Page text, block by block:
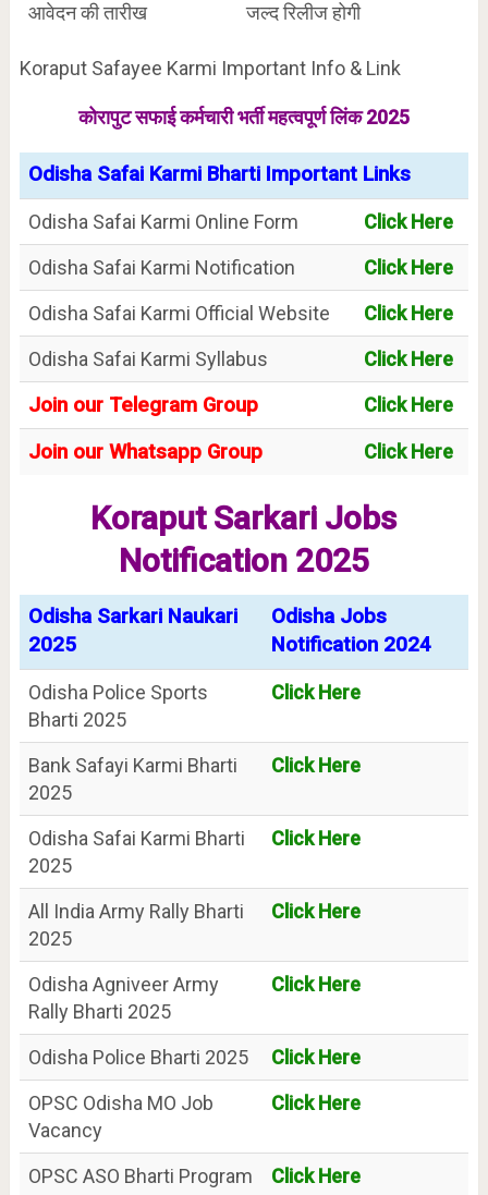
आवेदन की तारीख
जल्द रिलीज होगी
Koraput Safayee Karmi Important Info & Link
कोरापुट सफाई कर्मचारी भर्ती महत्वपूर्ण लिंक 2025
Odisha Safai Karmi Bharti Important Links
Odisha Safai Karmi Online Form
Click Here
Odisha Safai Karmi Notification
Click Here
Odisha Safai Karmi Official Website
Click Here
Odisha Safai Karmi Syllabus
Click Here
Join our Telegram Group Click Here
Join our Whatsapp Group Click Here
Koraput Sarkari Jobs
Notification 2025
Odisha Sarkari Naukari
2025
Odisha Jobs
Notification 2024
Odisha Police Sports
Bharti 2025
Click Here
Bank Safayi Karmi Bharti
2025
Click Here
Odisha Safai Karmi Bharti
2025
Click Here
All India Army Rally Bharti
2025
Click Here
Odisha Agniveer Army
Rally Bharti 2025
Click Here
Odisha Police Bharti 2025
Click Here
OPSC Odisha MO Job
Vacancy
Click Here
OPSC ASO Bharti Program
Click Here